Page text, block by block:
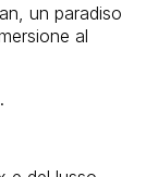
un paradiso
al